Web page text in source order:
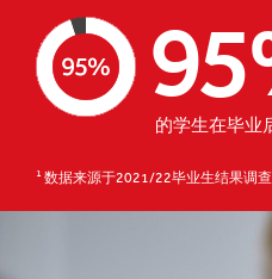
的学生在毕业
1 数据来源于2021/22毕业生结果调